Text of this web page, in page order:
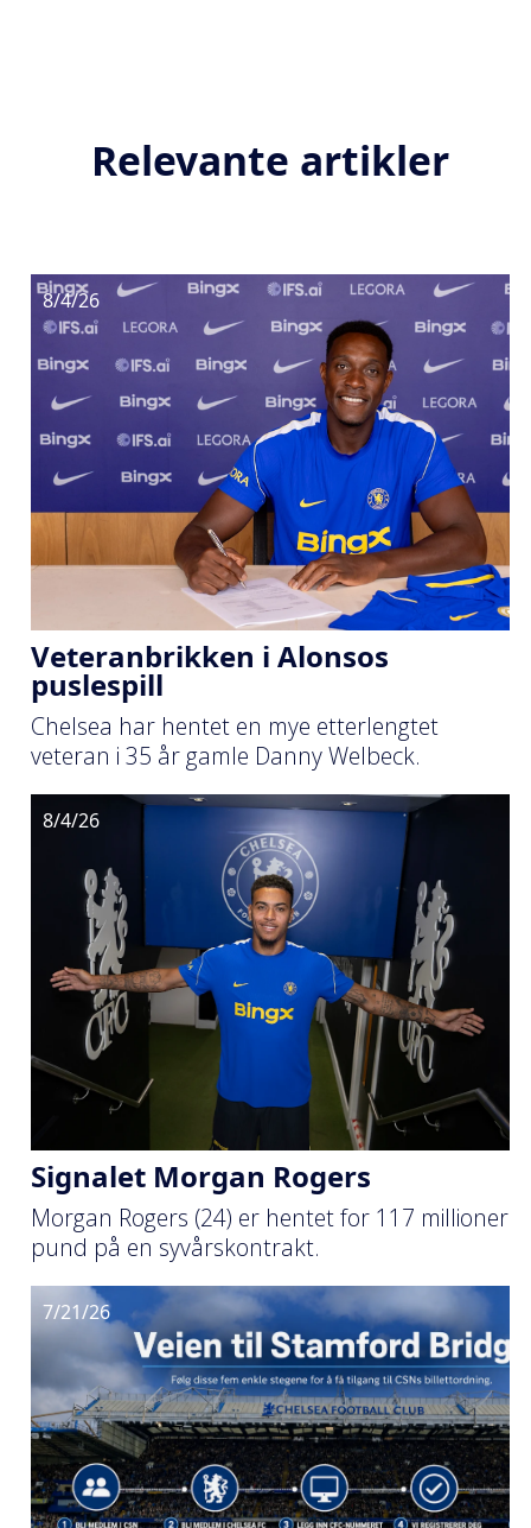
Relevante artikler
8/4/26
Veteranbrikken i Alonsos
puslespill
Chelsea har hentet en mye etterlengtet
veteran i 35 år gamle Danny Welbeck.
8/4/26
Signalet Morgan Rogers
Morgan Rogers (24) er hentet for 117 millioner
pund på en syvårskontrakt.
7/21/26